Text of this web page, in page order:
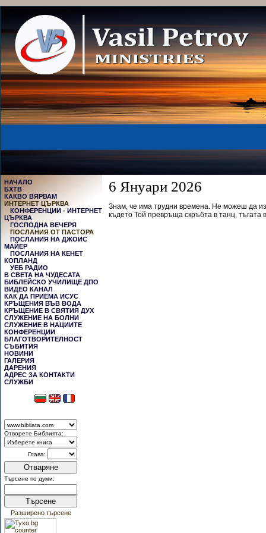
НАЧАЛО
БХТВ
КАКВО ВЯРВАМ
ИНТЕРНЕТ ЦЪРКВА
КОНФЕРЕНЦИИ - ИНТЕРНЕТ
ЦЪРКВА
ГОСПОДНА ВЕЧЕРЯ
ПОСЛАНИЯ ОТ ПАСТОРА
ПОСЛАНИЯ НА ДЖОИС
МАЙЕР
ПОСЛАНИЯ НА КЕНЕТ
КОПЛАНД
УЕБ РАДИО
В СВЕТА НА ЧУДЕСАТА
БИБЛЕЙСКО УЧИЛИЩЕ ДПО
ВИДЕО КАНАЛ
КАК ДА ПРИЕМА ИСУС
КРЪЩЕНИЯ ВЪВ ВОДА
КРЪЩЕНИЕ В СВЯТИЯ ДУХ
СЛУЖЕНИЕ НА БОЛНИ
СЛУЖЕНИЕ В НАЦИИТЕ
КОНФЕРЕНЦИИ
БЛАГОТВОРИТЕЛНОСТ
СЪБИТИЯ
НОВИНИ
ГАЛЕРИЯ
ДАРЕНИЯ
АДРЕС ЗА КОНТАКТИ
СЛУЖБИ
Отворете Библията:
Глава:
Отваряне
Търсене по думи:
Търсене
Разширено търсене
6 Януари 2026
Знам, че има трудни времена. Не можеш да
където Той превръща скръбта в танц, тъгата